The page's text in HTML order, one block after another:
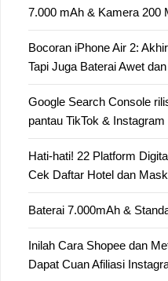
7.000 mAh & Kamera 200
Bocoran iPhone Air 2:
Tapi Juga Baterai Awet
Google Search Console
pantau TikTok & Instagram
Hati-hati! 22 Platform
Cek Daftar Hotel dan
Baterai 7.000mAh &
Inilah Cara Shopee dan
Dapat Cuan Afiliasi